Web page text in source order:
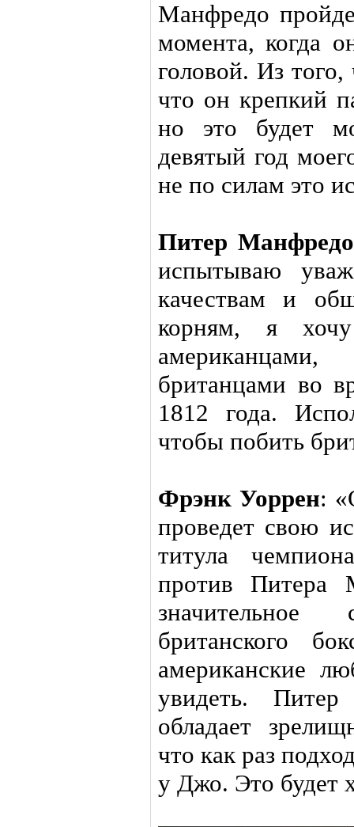
Манфредо
момента, когда
головой. Из того,
что он крепкий
но это будет
девятый год
не по силам это
Питер Манфредо
испытываю
качествам и
корням, я
британцами во
1812 года.
чтобы побить
Фрэнк Уоррен:
проведет свою
титула
против
британского
американские
увидеть.
обладает
что как раз
у Джо. Это будет